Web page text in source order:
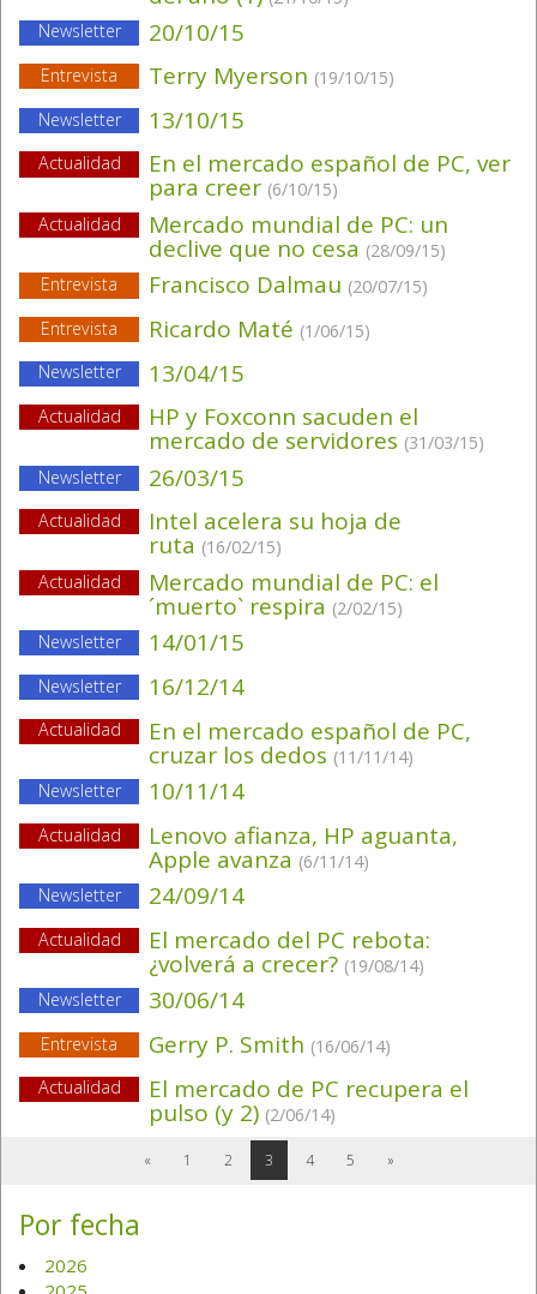
Newsletter
20/10/15
Entrevista Terry Myerson (19/10/15)
Newsletter
13/10/15
Actualidad En el mercado español de PC, ver
para creer (6/10/15)
Actualidad
Mercado mundial de PC: un
declive que no cesa (28/09/15)
Entrevista
Francisco Dalmau (20/07/15)
Entrevista
Ricardo Maté (1/06/15)
Newsletter
13/04/15
Actualidad HP y Foxconn sacuden el
mercado de servidores (31/03/15)
Newsletter
26/03/15
Actualidad Intel acelera su hoja de
ruta (16/02/15)
Actualidad
Mercado mundial de PC: el
´muerto` respira (2/02/15)
Newsletter
14/01/15
Newsletter 16/12/14
Actualidad En el mercado español de PC,
cruzar los dedos (11/11/14)
Newsletter
10/11/14
Actualidad Lenovo afianza, HP aguanta,
Apple avanza (6/11/14)
Newsletter
24/09/14
Actualidad El mercado del PC rebota:
¿volverá a crecer? (19/08/14)
Newsletter
30/06/14
Entrevista Gerry P. Smith (16/06/14)
Actualidad
El mercado de PC recupera el
pulso (y 2) (2/06/14)
« 1 2 3 4 5 »
Por fecha
2026